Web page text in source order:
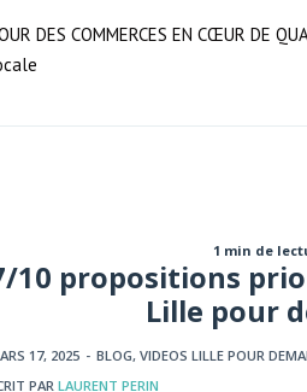
DES COMMERCES EN CŒUR DE
1 min de
10 propositions
Lille pour
17, 2025 - BLOG, VIDEOS LILLE POUR
PARLAURENT PERIN